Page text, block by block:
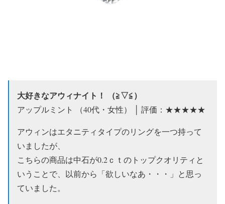
大好きなアウィナイト！ （≧▽≦）
アップルミント （40代・女性） │ 評価：★★★★★
アウィンはエタニティタイプのリングを一つ持って
いましたが、
こちらの商品は中石が0.2ｃｔのトップクオリティと
いうことで、以前から「欲しいなあ・・・」と思っ
ていました。